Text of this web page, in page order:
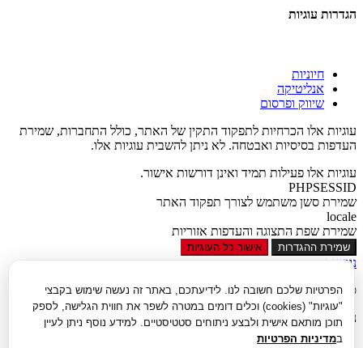
הפרטיות שלכם חשובה לנו. לידיעתכם, באתר זה נעשה שימוש בקבצי
"עוגיות" (cookies) וכלים דומים במטרה לשפר את חווית הגלישה, לספק
תוכן מותאם אישית ולבצע ניתוחים סטטיסטיים. למידע נוסף ניתן לעיין
במדיניות הפרטיות
הגדרות עוגיות
חיוניות
אנליטיקה
שיווק ופרסום
עוגיות אלו הכרחיות לתפקוד התקין של האתר, כולל התחברות, שמירת
העדפות בסיסיות ואבטחה. לא ניתן להשבית עוגיות אלו.
עוגיות אלו פעילות תמיד ואינן דורשות אישור.
PHPSESSID
שמירת סשן משתמש לצורך תפקוד האתר
locale
שמירת שפת התצוגה והעדפות אזוריות
שמירת ההגדרות אישור כל העוגיות
נגישות
סגור
נגישות
הגדל טקסט